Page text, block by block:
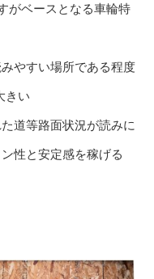
がベースとなる車輪特
やすい場所である程度
きい
道等路面状況が読みに
性と安定感を稼げる